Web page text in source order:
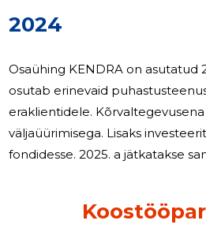
2024
Osaühing KENDRA on asutatud 2006.
osutab erinevaid
eraklientidele.
väljaüürimisega. Lisaks
fondidesse. 2025. a jätkatakse samal tegevusalal.
2,49 3,27 (käibevarad /